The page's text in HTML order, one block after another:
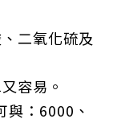
二氧化硫及
容易。
與：6000、